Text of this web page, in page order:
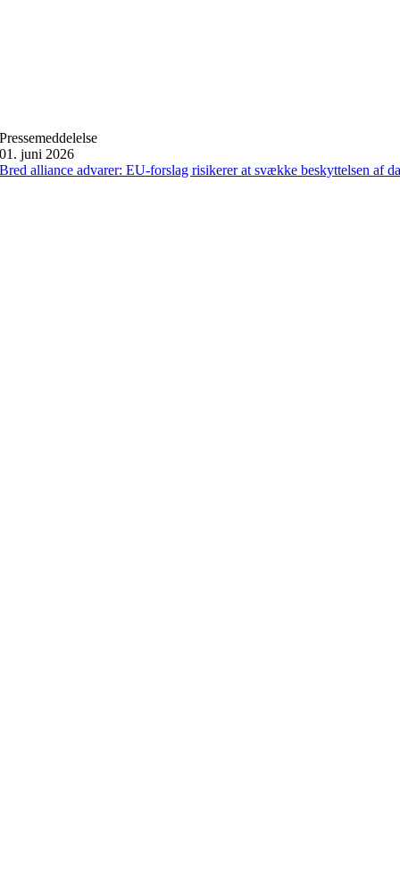
Pressemeddelelse
01. juni 2026
Bred alliance advarer: EU-forslag risikerer at svække beskyttelsen af